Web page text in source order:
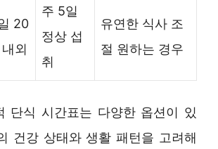
20
외
주 5일
정상 섭
취
유연한 식사 조
절 원하는 경우
단식 시간표는 다양한 옵션이 있
건강 상태와 생활 패턴을 고려해